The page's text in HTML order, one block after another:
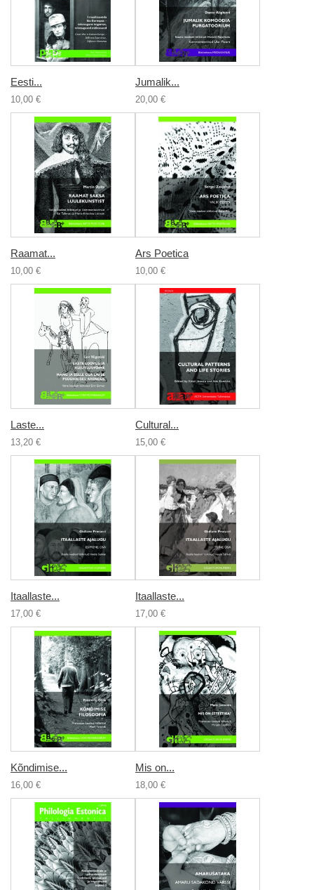
Eesti...
10,00 €
Jumalik...
20,00 €
Raamat...
10,00 €
Ars Poetica
10,00 €
Laste...
13,20 €
Cultural...
15,00 €
Itaallaste...
17,00 €
Itaallaste...
17,00 €
Kõndimise...
16,00 €
Mis on...
18,00 €